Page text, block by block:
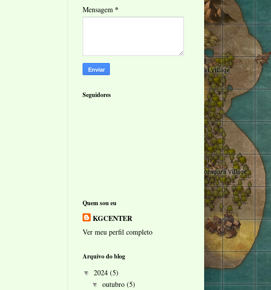
Mensagem *
Seguidores
Quem sou eu
KGCENTER
Ver meu perfil completo
Arquivo do blog
▼ 2024 (5)
▼ outubro (5)